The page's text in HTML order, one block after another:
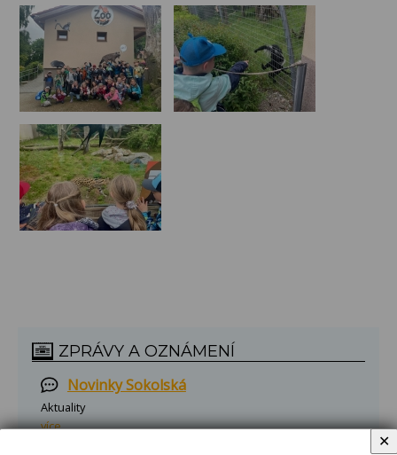
ZPRÁVY A OZNÁMENÍ
Novinky Sokolská
Aktuality
více
✕